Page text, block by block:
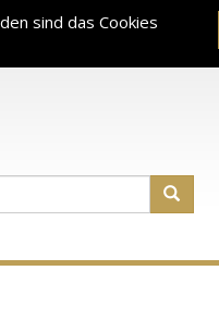
sind das Cookies